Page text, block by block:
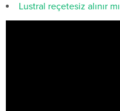
Lustral reçetesiz alınır mı